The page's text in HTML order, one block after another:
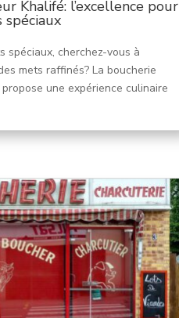
Khalifé: l’excellence pour
spéciaux
spéciaux, cherchez-vous à
mets raffinés? La boucherie
une expérience culinaire